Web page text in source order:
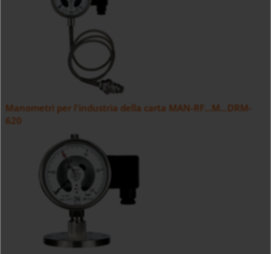
Manometri per l'industria della carta MAN-RF...M...DRM-
620